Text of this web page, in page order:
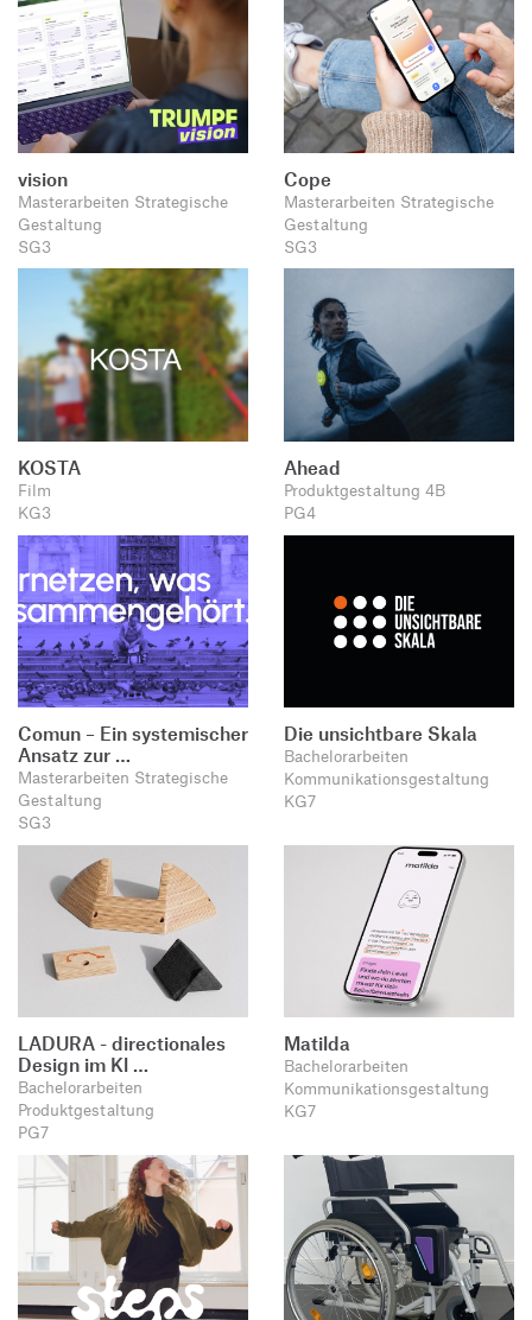
vision
Masterarbeiten Strategische
Gestaltung
SG3
Cope
Masterarbeiten Strategische
Gestaltung
SG3
KOSTA
Film
KG3
Ahead
Produktgestaltung 4B
PG4
Comun – Ein systemischer
Ansatz zur …
Masterarbeiten Strategische
Gestaltung
SG3
Die unsichtbare Skala
Bachelorarbeiten
Kommunikationsgestaltung
KG7
LADURA - directionales
Design im Kl …
Bachelorarbeiten
Produktgestaltung
PG7
Matilda
Bachelorarbeiten
Kommunikationsgestaltung
KG7